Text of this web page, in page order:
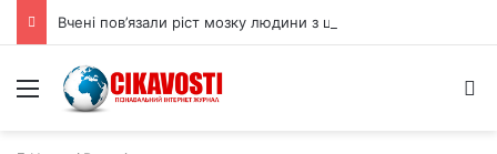
Вчені пов’язали ріст мозку людини з цукрами в раціоні
Menu